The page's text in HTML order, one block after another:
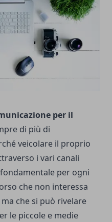
per il
di più di
veicolare il proprio
i vari canali
per ogni
che non interessa
che si può rivelare
le piccole e medie